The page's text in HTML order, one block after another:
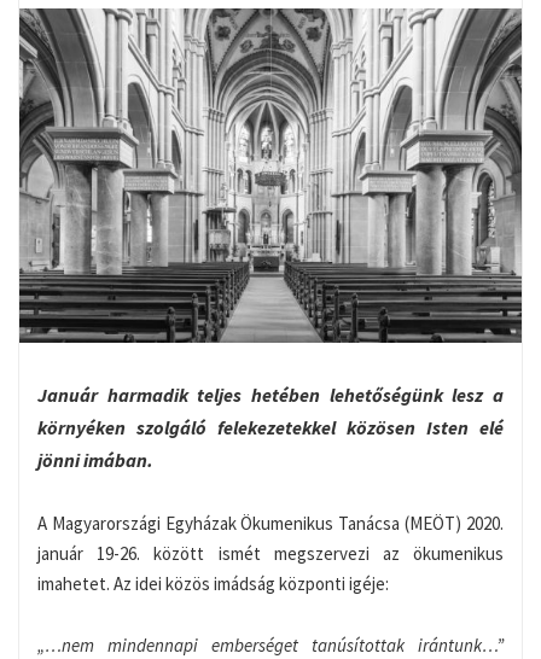
Január harmadik teljes hetében lehetőségünk lesz a
környéken szolgáló felekezetekkel közösen Isten elé
jönni imában.
A Magyarországi Egyházak Ökumenikus Tanácsa (MEÖT) 2020.
január 19-26. között ismét megszervezi az ökumenikus
imahetet. Az idei közös imádság központi igéje:
„…nem mindennapi emberséget tanúsítottak irántunk…”